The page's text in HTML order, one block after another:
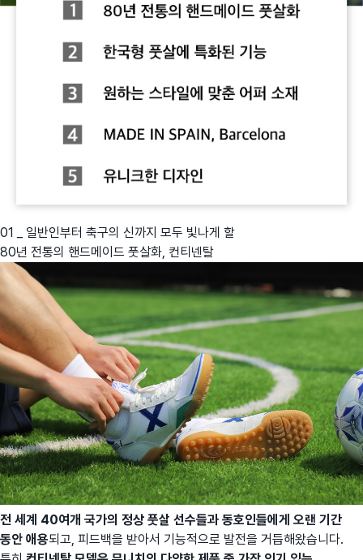
01 _ 일반인부터 축구의 신까지 모두 빛나게 할
80년 전통의 핸드메이드 풋살화, 컨티넨탈
전 세계 40여개 국가의 정상 풋살 선수들과 동호인들에게 오랜 기간
동안 애용되고, 피드백을 받아서 기능적으로 발전을 거듭해왔습니다.